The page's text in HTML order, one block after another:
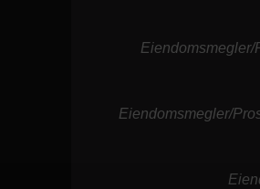
Eiendomsmegler/
Eiendomsmegler/